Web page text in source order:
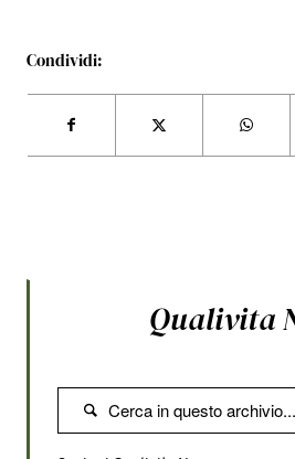
Condividi:
Qualivita
